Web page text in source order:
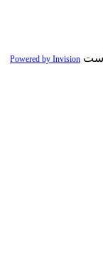
Powered by Invision